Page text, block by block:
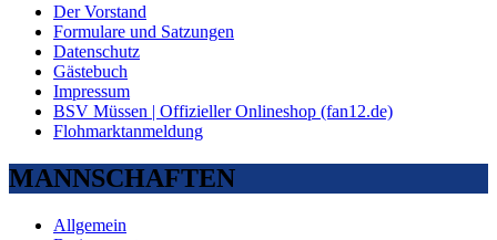
Der Vorstand
Formulare und Satzungen
Datenschutz
Gästebuch
Impressum
BSV Müssen | Offizieller Onlineshop (fan12.de)
Flohmarktanmeldung
MANNSCHAFTEN
Allgemein